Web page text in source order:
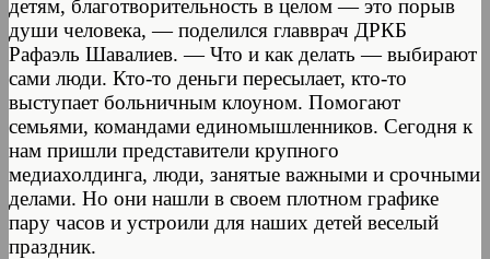
детям, благотворительность в целом — это порыв
души человека, — поделился главврач ДРКБ
Рафаэль Шавалиев. — Что и как делать — выбирают
сами люди. Кто-то деньги пересылает, кто-то
выступает больничным клоуном. Помогают
семьями, командами единомышленников. Сегодня к
нам пришли представители крупного
медиахолдинга, люди, занятые важными и срочными
делами. Но они нашли в своем плотном графике
пару часов и устроили для наших детей веселый
праздник.